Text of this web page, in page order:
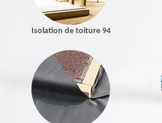
Isolation de toiture 94